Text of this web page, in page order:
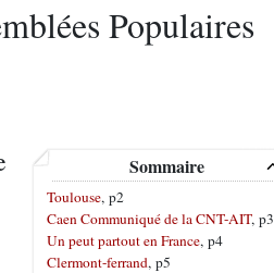
Populaires
Sommaire
Toulouse, p2
Caen Communiqué de la CNT-AIT, p3
Un peut partout en France, p4
Clermont-ferrand, p5